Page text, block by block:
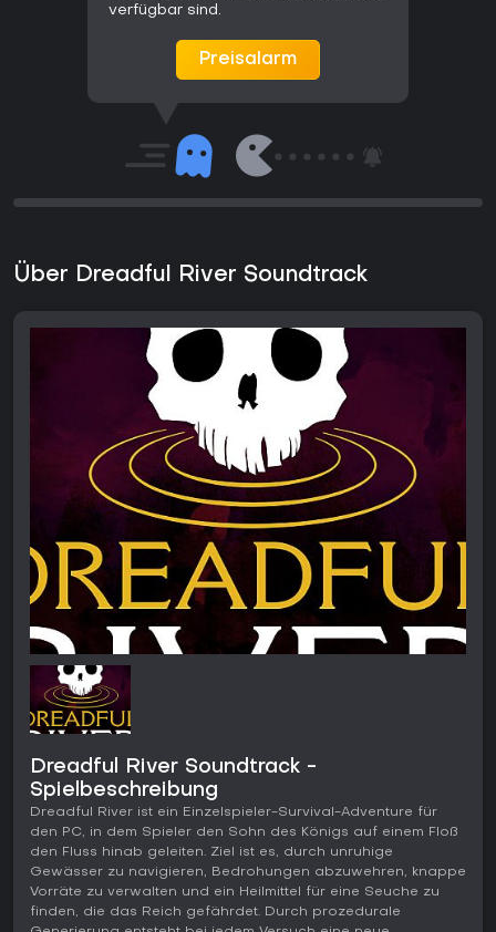
verfügbar sind.
Preisalarm
Über Dreadful River Soundtrack
Dreadful River Soundtrack -
Spielbeschreibung
Dreadful River ist ein Einzelspieler-Survival-Adventure für
den PC, in dem Spieler den Sohn des Königs auf einem Floß
den Fluss hinab geleiten. Ziel ist es, durch unruhige
Gewässer zu navigieren, Bedrohungen abzuwehren, knappe
Vorräte zu verwalten und ein Heilmittel für eine Seuche zu
finden, die das Reich gefährdet. Durch prozedurale